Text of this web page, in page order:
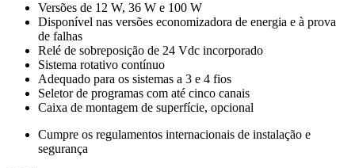
Versões de 12 W, 36 W e 100 W
Disponível nas versões economizadora de energia e à prova
de falhas
Relé de sobreposição de 24 Vdc incorporado
Sistema rotativo contínuo
Adequado para os sistemas a 3 e 4 fios
Seletor de programas com até cinco canais
Caixa de montagem de superfície, opcional
Cumpre os regulamentos internacionais de instalação e
segurança